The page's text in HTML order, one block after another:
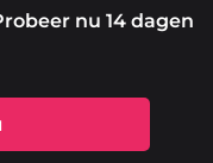
nu 14 dagen